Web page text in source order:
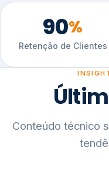
90%
Retenção de Clientes
Conteúdo técnico